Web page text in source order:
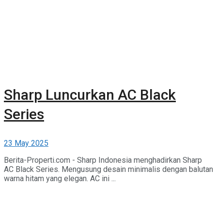
Sharp Luncurkan AC Black
Series
23 May 2025
Berita-Properti.com - Sharp Indonesia menghadirkan Sharp
AC Black Series. Mengusung desain minimalis dengan balutan
warna hitam yang elegan. AC ini ...